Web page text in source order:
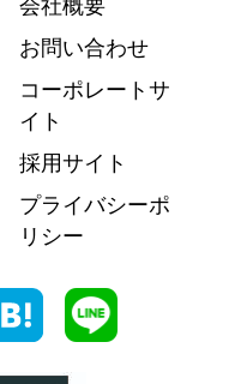
会社概要
お問い合わせ
コーポレートサ
イト
採用サイト
プライバシーポ
リシー